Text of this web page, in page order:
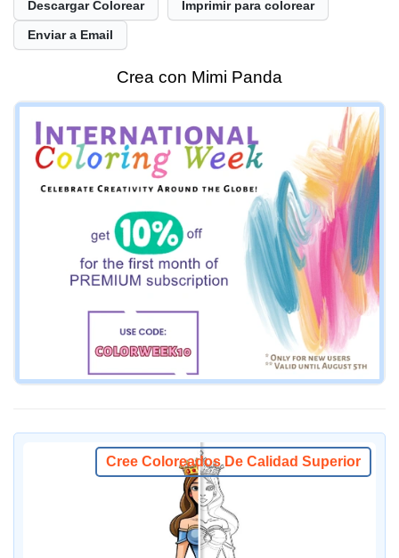
Descargar Colorear Imprimir para colorear
Enviar a Email
Crea con Mimi Panda
Cree Coloreados De Calidad Superior